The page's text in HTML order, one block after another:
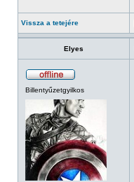
Vissza a tetejére
Elyes
Billentyűzetgyilkos